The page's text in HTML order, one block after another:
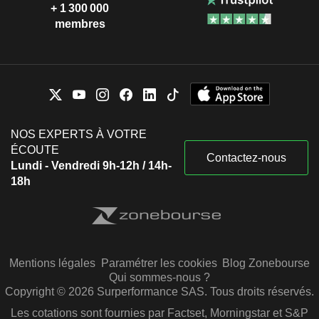
+ 1 300 000
membres
NOS EXPERTS À VOTRE
ÉCOUTE
Lundi - Vendredi 9h-12h / 14h-
18h
Contactez-nous
Mentions légales Paramétrer les cookies Blog Zonebourse
Qui sommes-nous ?
Copyright © 2026 Surperformance SAS. Tous droits réservés.
Les cotations sont fournies par Factset, Morningstar et S&P